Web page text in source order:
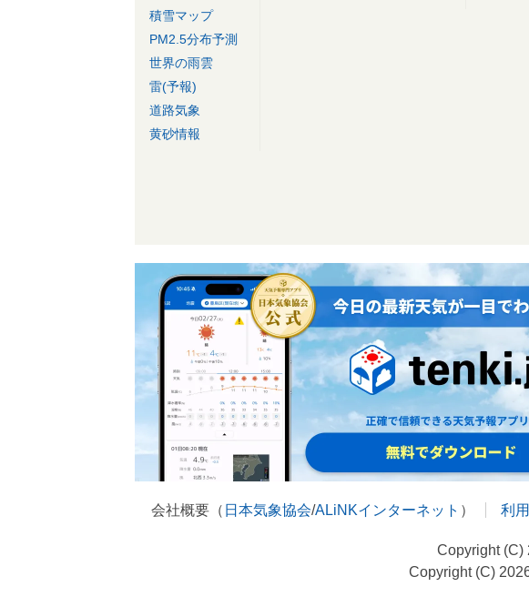
積雪マップ
PM2.5分布予測
世界の雨雲
雷(予報)
道路気象
黄砂情報
会社概要（ 日本気象協会/ALiNKインターネット ） 利
Copyright (C)
Copyright (C)